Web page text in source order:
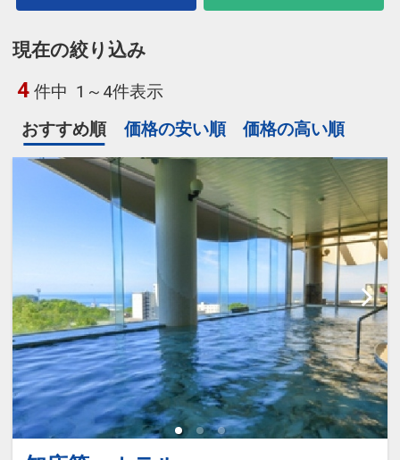
現在の絞り込み
4 件中 1～4件表示
おすすめ順
価格の安い順 価格の高い順